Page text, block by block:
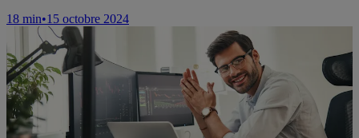
18 min•15 octobre 2024